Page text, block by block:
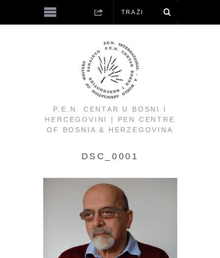
P.E.N. CENTAR U BOSNI I
HERCEGOVINI | PEN CENTRE
OF BOSNIA & HERZEGOVINA
DSC_0001